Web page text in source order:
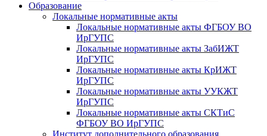
Образование
Локальные нормативные акты
Локальные нормативные акты ФГБОУ ВО
ИрГУПС
Локальные нормативные акты ЗабИЖТ
ИрГУПС
Локальные нормативные акты КрИЖТ
ИрГУПС
Локальные нормативные акты УУКЖТ
ИрГУПС
Локальные нормативные акты СКТиС
ФГБОУ ВО ИрГУПС
Институт дополнительного образования